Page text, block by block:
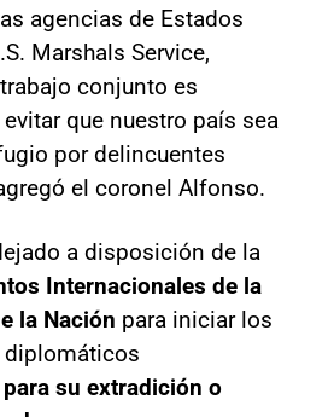
agencias de Estados
Marshals Service,
conjunto es
que nuestro país sea
por delincuentes
el coronel Alfonso.
a disposición de la
Internacionales de la
la Nación para iniciar los
diplomáticos
para su extradición o